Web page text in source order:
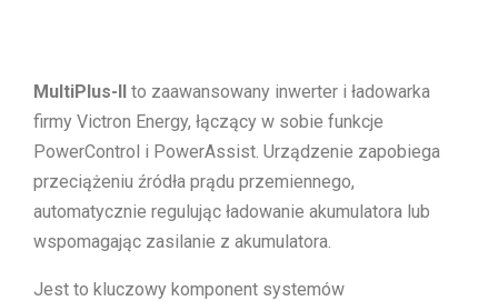
MultiPlus-II to zaawansowany inwerter i ładowarka
firmy Victron Energy, łączący w sobie funkcje
PowerControl i PowerAssist. Urządzenie zapobiega
przeciążeniu źródła prądu przemiennego,
automatycznie regulując ładowanie akumulatora lub
wspomagając zasilanie z akumulatora.
Jest to kluczowy komponent systemów